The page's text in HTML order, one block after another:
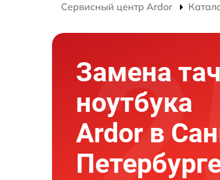
Сервисный центр Ardor
Замена
ноутбука
Ardor в